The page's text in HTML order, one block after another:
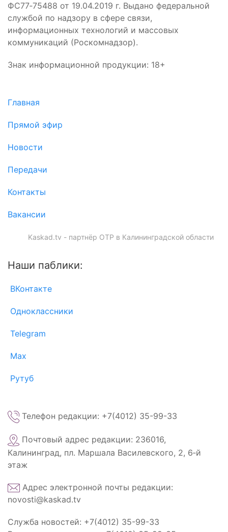
ФС77‑75488 от 19.04.2019 г. Выдано федеральной
службой по надзору в сфере связи,
информационных технологий и массовых
коммуникаций (Роскомнадзор).
Знак информационной продукции: 18+
Главная
Прямой эфир
Новости
Передачи
Контакты
Вакансии
Kaskad.tv - партнёр ОТР в Калининградской области
Наши паблики:
ВКонтакте
Одноклассники
Telegram
Max
Рутуб
Телефон редакции: +7(4012) 35-99-33
Почтовый адрес редакции: 236016,
Калининград, пл. Маршала Василевского, 2, 6‑й
этаж
Адрес электронной почты редакции:
novosti@kaskad.tv
Служба новостей: +7(4012) 35-99-33